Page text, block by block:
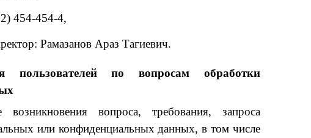
454-454-4,
Рамазанов Араз Тагиевич.
пользователей по вопросам обработки
вопроса, требования, запроса
или конфиденциальных данных, в том числе